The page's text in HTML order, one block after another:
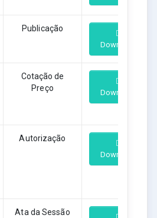
Publicação
Download
Cotação de
Preço
Download
Autorização
Download
Ata da Sessão